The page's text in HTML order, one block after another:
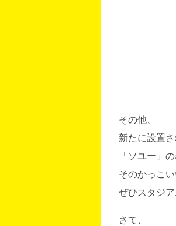
その他、
新たに設置さ
「ソユー」
そのかっこ
ぜひスタジ
さて、